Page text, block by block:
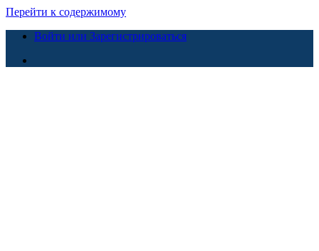
Перейти к содержимому
Войти или Зарегистрироваться